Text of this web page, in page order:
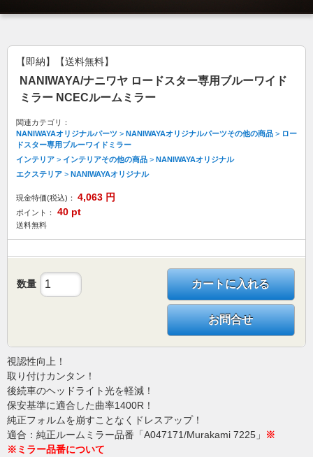
【即納】【送料無料】
NANIWAYA/ナニワヤ ロードスター専用ブルーワイド
ミラー NCECルームミラー
関連カテゴリ：
NANIWAYAオリジナルパーツ > NANIWAYAオリジナルパーツその他の商品 > ロー
ドスター専用ブルーワイドミラー
インテリア > インテリアその他の商品 > NANIWAYAオリジナル
エクステリア > NANIWAYAオリジナル
現金特価(税込)： 4,063 円
ポイント： 40 pt
送料無料
数量 カートに入れる
お問合せ
視認性向上！
取り付けカンタン！
後続車のヘッドライト光を軽減！
保安基準に適合した曲率1400R！
純正フォルムを崩すことなくドレスアップ！
適合：純正ルームミラー品番「A047171/Murakami 7225」
※
※ミラー品番について